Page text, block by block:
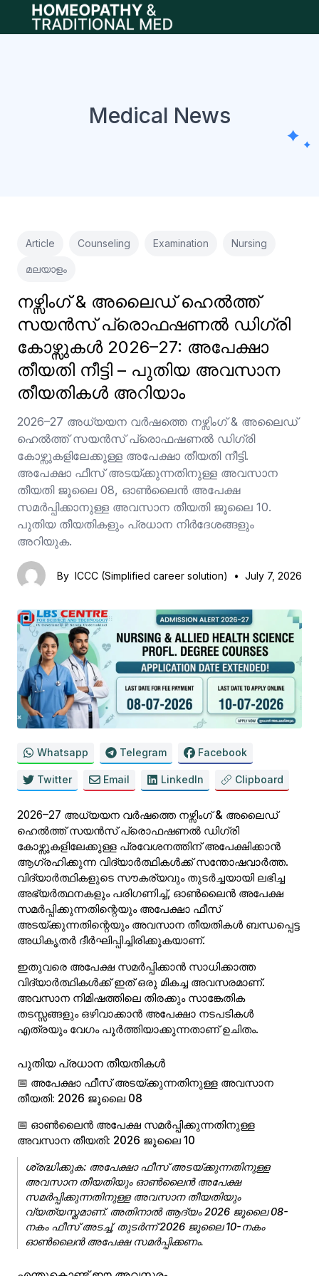
Open main menu
Medical News
Article Counseling Examination Nursing
മലയാളം
നഴ്സിംഗ് & അലൈഡ് ഹെൽത്ത്
സയൻസ് പ്രൊഫഷണൽ ഡിഗ്രി
കോഴ്സുകൾ 2026–27: അപേക്ഷാ
തീയതി നീട്ടി – പുതിയ അവസാന
തീയതികൾ അറിയാം
2026–27 അധ്യയന വർഷത്തെ നഴ്സിംഗ് & അലൈഡ്
ഹെൽത്ത് സയൻസ് പ്രൊഫഷണൽ ഡിഗ്രി
കോഴ്സുകളിലേക്കുള്ള അപേക്ഷാ തീയതി നീട്ടി.
അപേക്ഷാ ഫീസ് അടയ്ക്കുന്നതിനുള്ള അവസാന
തീയതി ജൂലൈ 08, ഓൺലൈൻ അപേക്ഷ
സമർപ്പിക്കാനുള്ള അവസാന തീയതി ജൂലൈ 10.
പുതിയ തീയതികളും പ്രധാന നിർദേശങ്ങളും
അറിയുക.
By ICCC (Simplified career solution) • July 7, 2026
Whatsapp Telegram Facebook
Twitter Email LinkedIn Clipboard
2026–27 അധ്യയന വർഷത്തെ നഴ്സിംഗ് & അലൈഡ്
ഹെൽത്ത് സയൻസ് പ്രൊഫഷണൽ ഡിഗ്രി
കോഴ്സുകളിലേക്കുള്ള പ്രവേശനത്തിന്അപേക്ഷിക്കാൻ
ആഗ്രഹിക്കുന്ന വിദ്യാർത്ഥികൾക്ക് സന്തോഷവാർത്ത.
വിദ്യാർത്ഥികളുടെ സൗകര്യവും തുടർച്ചയായി ലഭിച്ച
അഭ്യർത്ഥനകളും പരിഗണിച്ച്, ഓൺലൈൻ അപേക്ഷ
സമർപ്പിക്കുന്നതിന്റെയും അപേക്ഷാ ഫീസ്
അടയ്ക്കുന്നതിന്റെയും അവസാന തീയതികൾ ബന്ധപ്പെട്ട
അധികൃതർ ദീർഘിപ്പിച്ചിരിക്കുകയാണ്.
ഇതുവരെ അപേക്ഷ സമർപ്പിക്കാൻ സാധിക്കാത്ത
വിദ്യാർത്ഥികൾക്ക് ഇത് ഒരു മികച്ച അവസരമാണ്.
അവസാന നിമിഷത്തിലെ തിരക്കും സാങ്കേതിക
തടസ്സങ്ങളും ഒഴിവാക്കാൻ അപേക്ഷാ നടപടികൾ
എത്രയും വേഗം പൂർത്തിയാക്കുന്നതാണ് ഉചിതം.
പുതിയ പ്രധാന തീയതികൾ
📅 അപേക്ഷാ ഫീസ് അടയ്ക്കുന്നതിനുള്ള അവസാന
തീയതി: 2026 ജൂലൈ 08
📅 ഓൺലൈൻ അപേക്ഷ സമർപ്പിക്കുന്നതിനുള്ള
അവസാന തീയതി: 2026 ജൂലൈ 10
ശ്രദ്ധിക്കുക: അപേക്ഷാ ഫീസ് അടയ്ക്കുന്നതിനുള്ള
അവസാന തീയതിയും ഓൺലൈൻ അപേക്ഷ
സമർപ്പിക്കുന്നതിനുള്ള അവസാന തീയതിയും
വ്യത്യസ്തമാണ്. അതിനാൽ ആദ്യം2026 ജൂലൈ 08-
നകം ഫീസ് അടച്ച്, തുടർന്ന്2026 ജൂലൈ 10-നകം
ഓൺലൈൻ അപേക്ഷ സമർപ്പിക്കണം.